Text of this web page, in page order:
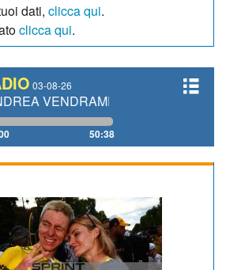
dati, clicca qui.
clicca qui.
03-08-26
FILIPPO FIORELLI
50:38